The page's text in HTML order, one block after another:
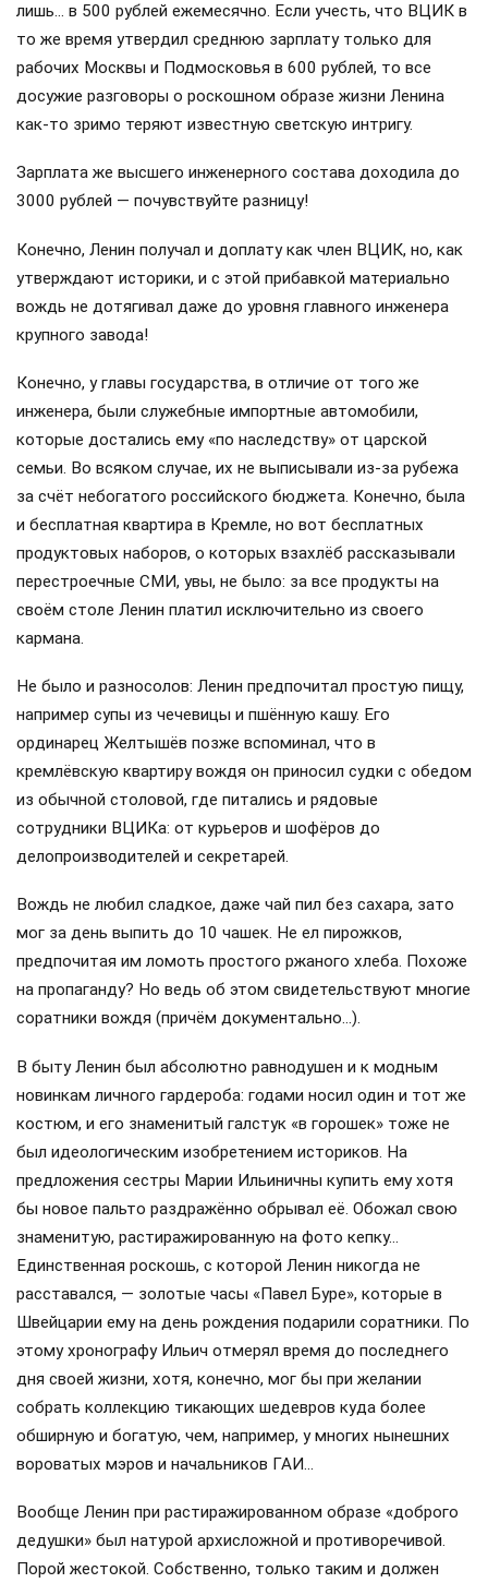
лишь… в 500 рублей ежемесячно. Если учесть, что ВЦИК в
то же время утвердил среднюю зарплату только для
рабочих Москвы и Подмосковья в 600 рублей, то все
досужие разговоры о роскошном образе жизни Ленина
как-то зримо теряют известную светскую интригу.
Зарплата же высшего инженерного состава доходила до
3000 рублей — почувствуйте разницу!
Конечно, Ленин получал и доплату как член ВЦИК, но, как
утверждают историки, и с этой прибавкой материально
вождь не дотягивал даже до уровня главного инженера
крупного завода!
Конечно, у главы государства, в отличие от того же
инженера, были служебные импортные автомобили,
которые достались ему «по наследству» от царской
семьи. Во всяком случае, их не выписывали из-за рубежа
за счёт небогатого российского бюджета. Конечно, была
и бесплатная квартира в Кремле, но вот бесплатных
продуктовых наборов, о которых взахлёб рассказывали
перестроечные СМИ, увы, не было: за все продукты на
своём столе Ленин платил исключительно из своего
кармана.
Не было и разносолов: Ленин предпочитал простую пищу,
например супы из чечевицы и пшённую кашу. Его
ординарец Желтышёв позже вспоминал, что в
кремлёвскую квартиру вождя он приносил судки с обедом
из обычной столовой, где питались и рядовые
сотрудники ВЦИКа: от курьеров и шофёров до
делопроизводителей и секретарей.
Вождь не любил сладкое, даже чай пил без сахара, зато
мог за день выпить до 10 чашек. Не ел пирожков,
предпочитая им ломоть простого ржаного хлеба. Похоже
на пропаганду? Но ведь об этом свидетельствуют многие
соратники вождя (причём документально…).
В быту Ленин был абсолютно равнодушен и к модным
новинкам личного гардероба: годами носил один и тот же
костюм, и его знаменитый галстук «в горошек» тоже не
был идеологическим изобретением историков. На
предложения сестры Марии Ильиничны купить ему хотя
бы новое пальто раздражённо обрывал её. Обожал свою
знаменитую, растиражированную на фото кепку…
Единственная роскошь, с которой Ленин никогда не
расставался, — золотые часы «Павел Буре», которые в
Швейцарии ему на день рождения подарили соратники. По
этому хронографу Ильич отмерял время до последнего
дня своей жизни, хотя, конечно, мог бы при желании
собрать коллекцию тикающих шедевров куда более
обширную и богатую, чем, например, у многих нынешних
вороватых мэров и начальников ГАИ…
Вообще Ленин при растиражированном образе «доброго
дедушки» был натурой архисложной и противоречивой.
Порой жестокой. Собственно, только таким и должен